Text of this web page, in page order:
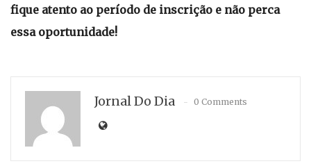
fique atento ao período de inscrição e não perca
essa oportunidade!
Jornal Do Dia 0 Comments